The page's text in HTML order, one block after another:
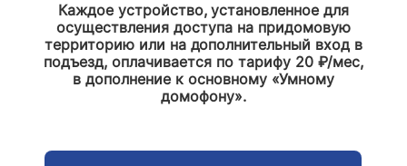
Каждое устройство, установленное для
осуществления доступа на придомовую
территорию или на дополнительный вход в
подъезд, оплачивается по тарифу 20 ₽/мес,
в дополнение к основному «Умному
домофону».